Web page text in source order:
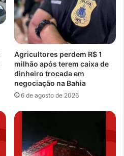
Agricultores perdem R$ 1
milhão após terem caixa de
dinheiro trocada em
negociação na Bahia
6 de agosto de 2026